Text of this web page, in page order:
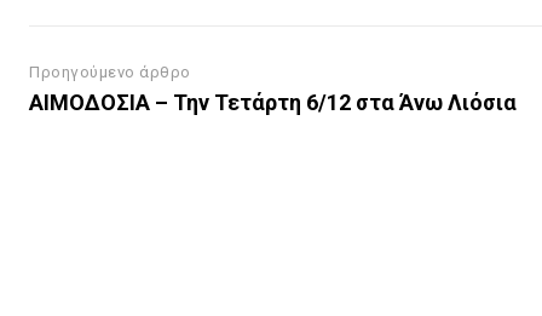
Προηγούμενο άρθρο
ΑΙΜΟΔΟΣΙΑ – Την Τετάρτη 6/12 στα Άνω Λιόσια